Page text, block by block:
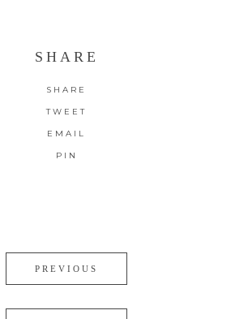
SHARE
SHARE
TWEET
EMAIL
PIN
PREVIOUS